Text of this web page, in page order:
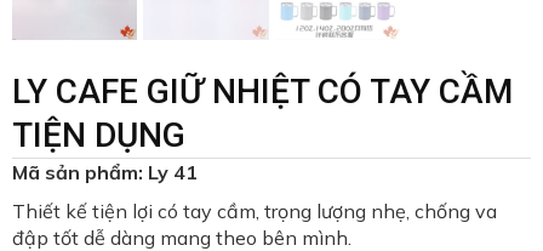
LY CAFE GIỮ NHIỆT CÓ TAY CẦM
TIỆN DỤNG
Mã sản phẩm: Ly 41
Thiết kế tiện lợi có tay cầm, trọng lượng nhẹ, chống va
đập tốt dễ dàng mang theo bên mình.